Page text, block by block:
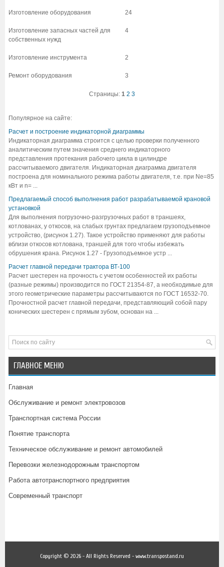
Изготовление оборудования 24
Изготовление запасных частей для
собственных нужд
4
Изготовление инструмента 2
Ремонт оборудования 3
Страницы: 1 2 3
Популярное на сайте:
Расчет и построение индикаторной диаграммы
Индикаторная диаграмма строится с целью проверки полученного
аналитическим путем значения среднего индикаторного
представления протекания рабочего цикла в цилиндре
рассчитываемого двигателя. Индикаторная диаграмма двигателя
построена для номинального режима работы двигателя, т.е. при Ne=85
кВт и n= ...
Предлагаемый способ выполнения работ разрабатываемой крановой
установкой
Для выполнения погрузочно-разгрузочных работ в траншеях,
котлованах, у откосов, на слабых грунтах предлагаем грузоподъемное
устройство, (рисунок 1.27). Такое устройство применяют для работы
вблизи откосов котлована, траншей для того чтобы избежать
обрушения крана. Рисунок 1.27 - Грузоподъемное устр ...
Расчет главной передачи трактора ВТ-100
Расчет шестерен на прочность с учетом особенностей их работы
(разные режимы) производится по ГОСТ 21354-87, а необходимые для
этого геометрические параметры рассчитываются по ГОСТ 16532-70.
Прочностной расчет главной передачи, представляющий собой пару
конических шестерен с прямым зубом, основан на ...
ГЛАВНОЕ МЕНЮ
Главная
Обслуживание и ремонт электровозов
Транспортная система России
Понятие транспорта
Техническое обслуживание и ремонт автомобилей
Перевозки железнодорожным транспортом
Работа автотранспортного предприятия
Современный транспорт
Copyright © 2026 - All Rights Reserved - www.transpostand.ru